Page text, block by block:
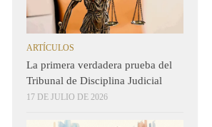
ARTÍCULOS
La primera verdadera prueba del
Tribunal de Disciplina Judicial
17 DE JULIO DE 2026